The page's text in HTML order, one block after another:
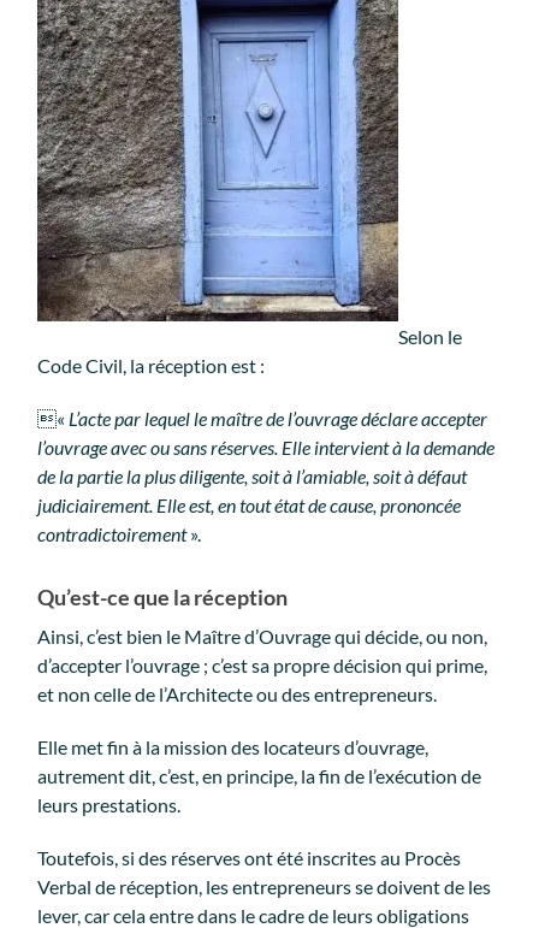
Selon le
Code Civil, la réception est :
« L’acte par lequel le maître de l’ouvrage déclare accepter
l’ouvrage avec ou sans réserves. Elle intervient à la demande
de la partie la plus diligente, soit à l’amiable, soit à défaut
judiciairement. Elle est, en tout état de cause, prononcée
contradictoirement».
Qu’est-ce que la réception
Ainsi, c’est bien le Maître d’Ouvrage qui décide, ou non,
d’accepter l’ouvrage ; c’est sa propre décision qui prime,
et non celle de l’Architecte ou des entrepreneurs.
Elle met fin à la mission des locateurs d’ouvrage,
autrement dit, c’est, en principe, la fin de l’exécution de
leurs prestations.
Toutefois, si des réserves ont été inscrites au Procès
Verbal de réception, les entrepreneurs se doivent de les
lever, car cela entre dans le cadre de leurs obligations